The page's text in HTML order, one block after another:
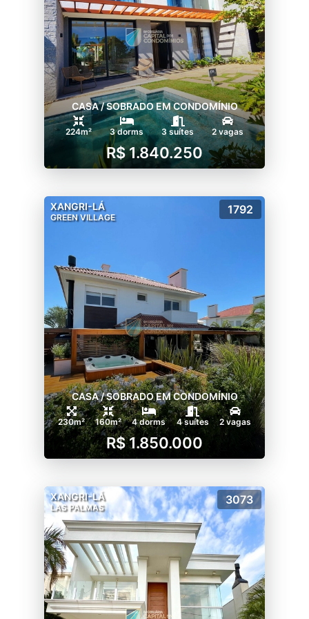
- Pergolados com concreto aparente e
pedras.
- A menor distância do lago é de 19,15m
- Club/restaurante será na parte central
- Piscina infantil
- Piscina térmica coberta e descoberta,
suspensa em cima do lago.
- 02 praias artificiais
- A infra será para o lado da Estrada do Mar
- 2 quadras de beach tênis
- 1 de tênis coberto
- 1 de futebol 07
ambiente compartilhado)
- 1 fire place (lareira em ambiente aberto)
CASA / SOBRADO EM CONDOMÍNIO
224m² 3 dorms 3 suítes 2 vagas
R$ 1.840.250
XANGRI-LÁ
GREEN VILLAGE
1792
CASA / SOBRADO EM CONDOMÍNIO
230m² 160m² 4 dorms 4 suítes 2 vagas
R$ 1.850.000
XANGRI-LÁ
LAS PALMAS
3073